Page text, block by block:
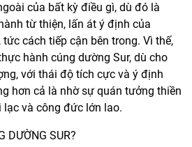
của bất kỳ điều gì, dù đó là
từ thiện, lấn át ý định của
cách tiếp cận bên trong. Vì thế,
hành cúng dường Sur, dù cho
với thái độ tích cực và ý định
hơn cả là nhờ sự quán tưởng thiền
và công đức lớn lao.
DƯỜNG SUR?